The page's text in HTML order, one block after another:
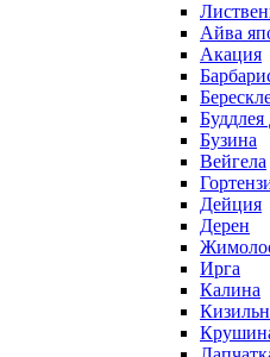
Айва
Акация
Бузина
Вейгела
Дейция
Дерен
Ирга
Калина